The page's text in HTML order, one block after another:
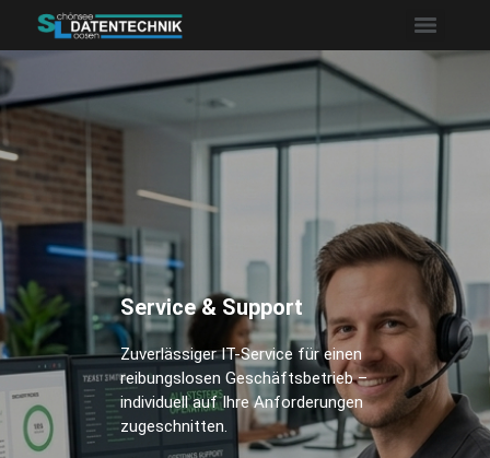
Service & Support
Zuverlässiger IT-Service für einen
reibungslosen Geschäftsbetrieb –
individuell auf Ihre Anforderungen
zugeschnitten.